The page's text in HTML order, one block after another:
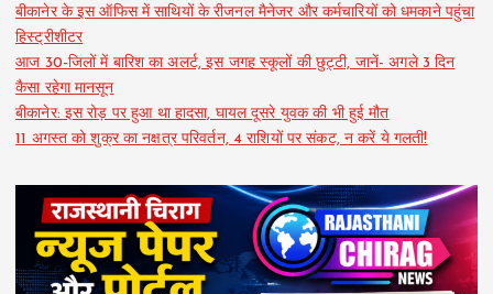
बीकानेर के इस ऑफिस में साथियों के रीजनल मैनेजर और कर्मचारियों को धमकाने पहुंचा
हिस्ट्रीशीटर
आज 30-जिलों में बारिश का अलर्ट, इस जगह स्कूलों की छुट्टी, जानें- अगले 3 दिन
कैसा रहेगा मानसून
बीकानेर: इस रोड़ पर हुआ था हादसा, घायल दूसरे युवक की भी हुई मौत
11 अगस्त को शुक्र का नक्षत्र परिवर्तन, 4 राशियों पर संकट, न करें ये गलती!